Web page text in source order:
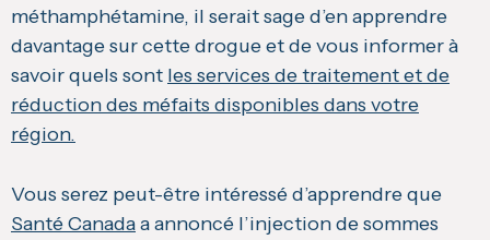
méthamphétamine, il serait sage d’en apprendre
davantage sur cette drogue et de vous informer à
savoir quels sont les services de traitement et de
réduction des méfaits disponibles dans votre
région.
Vous serez peut-être intéressé d’apprendre que
Santé Canadaa annoncé l’injection de sommes